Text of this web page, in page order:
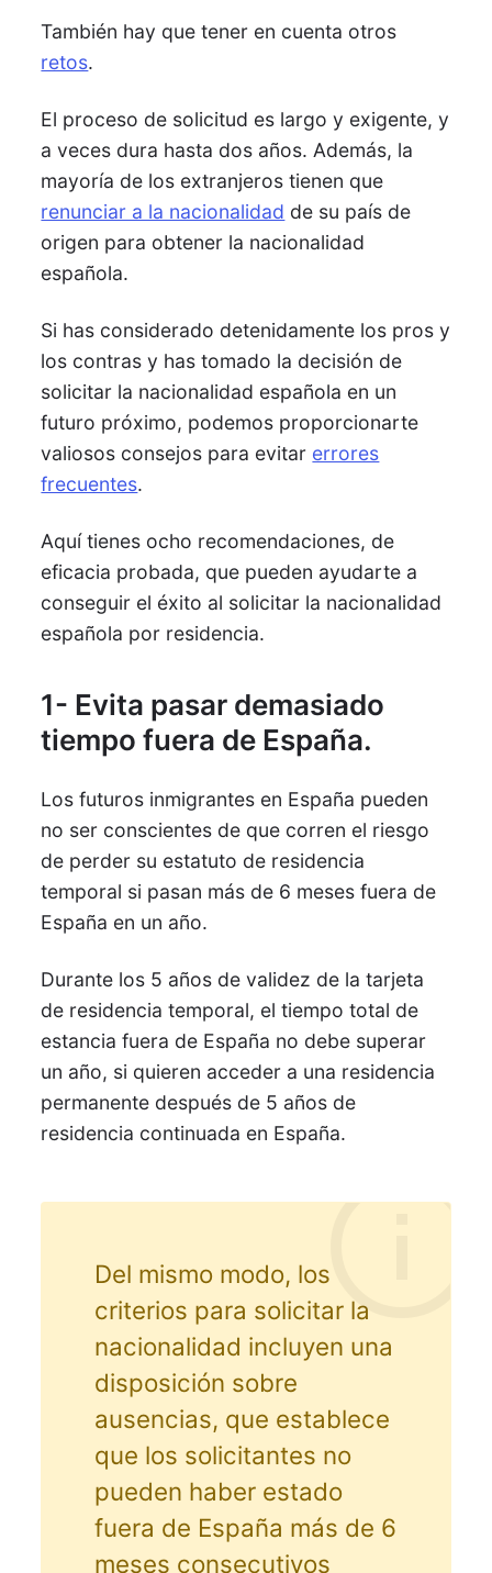
También hay que tener en cuenta otros
retos.
El proceso de solicitud es largo y exigente, y
a veces dura hasta dos años. Además, la
mayoría de los extranjeros tienen que
renunciar a la nacionalidad de su país de
origen para obtener la nacionalidad
española.
Si has considerado detenidamente los pros y
los contras y has tomado la decisión de
solicitar la nacionalidad española en un
futuro próximo, podemos proporcionarte
valiosos consejos para evitar errores
frecuentes.
Aquí tienes ocho recomendaciones, de
eficacia probada, que pueden ayudarte a
conseguir el éxito al solicitar la nacionalidad
española por residencia.
1- Evita pasar demasiado
tiempo fuera de España.
Los futuros inmigrantes en España pueden
no ser conscientes de que corren el riesgo
de perder su estatuto de residencia
temporal si pasan más de 6 meses fuera de
España en un año.
Durante los 5 años de validez de la tarjeta
de residencia temporal, el tiempo total de
estancia fuera de España no debe superar
un año, si quieren acceder a una residencia
permanente después de 5 años de
residencia continuada en España.
Del mismo modo, los
criterios para solicitar la
nacionalidad incluyen una
disposición sobre
ausencias, que establece
que los solicitantes no
pueden haber estado
fuera de España más de 6
meses consecutivos